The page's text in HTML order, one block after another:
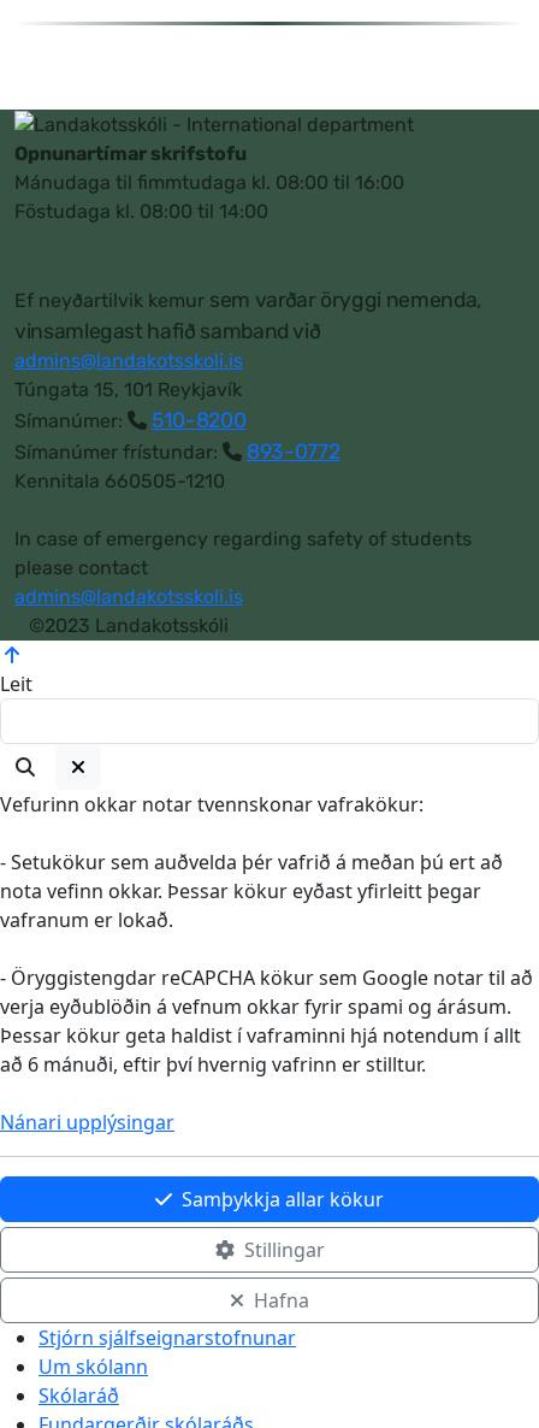
Opnunartímar skrifstofu
Mánudaga til fimmtudaga kl. 08:00 til 16:00
Föstudaga kl. 08:00 til 14:00
Ef neyðartilvik kemur sem varðar öryggi nemenda,
vinsamlegast hafið samband við
admins@landakotsskoli.is
Túngata 15, 101 Reykjavík
Símanúmer:
510-8200
Símanúmer frístundar: 893-0772
Kennitala 660505-1210
In case of emergency regarding safety of students
please contact
admins@landakotsskoli.is
©2023 Landakotsskóli
Leit
Vefurinn okkar notar tvennskonar vafrakökur:
- Setukökur sem auðvelda þér vafrið á meðan þú ert að
nota vefinn okkar. Þessar kökur eyðast yfirleitt þegar
vafranum er lokað.
- Öryggistengdar reCAPCHA kökur sem Google notar til að
verja eyðublöðin á vefnum okkar fyrir spami og árásum.
Þessar kökur geta haldist í vaframinni hjá notendum í allt
að 6 mánuði, eftir því hvernig vafrinn er stilltur.
Nánari upplýsingar
Samþykkja allar kökur
Stillingar
Hafna
Stjórn sjálfseignarstofnunar
Um skólann
Skólaráð